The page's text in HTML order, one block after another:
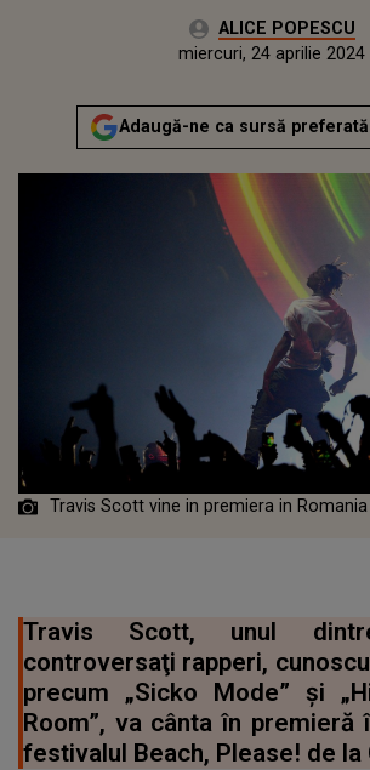
Autor:ALICE POPESCU
Publicat:
miercuri, 24 aprilie 2024
Adaugă-ne ca sursă
Travis Scott vine in premiera in Romania
Travis Scott, unul
controversaţi rapperi,
precum „Sicko Mode” şi
Room”, va cânta în premieră
festivalul Beach, Please! de la